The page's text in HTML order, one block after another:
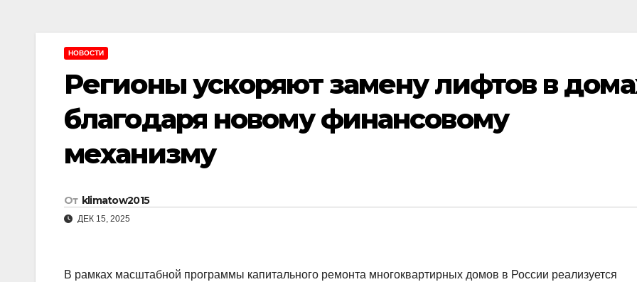
НОВОСТИ
Регионы ускоряют замену лифтов в
благодаря новому финансовому
механизму
От klimatow2015
ДЕК 15, 2025
В рамках масштабной программы капитального ремонта многоквартирных домов в России реализуется